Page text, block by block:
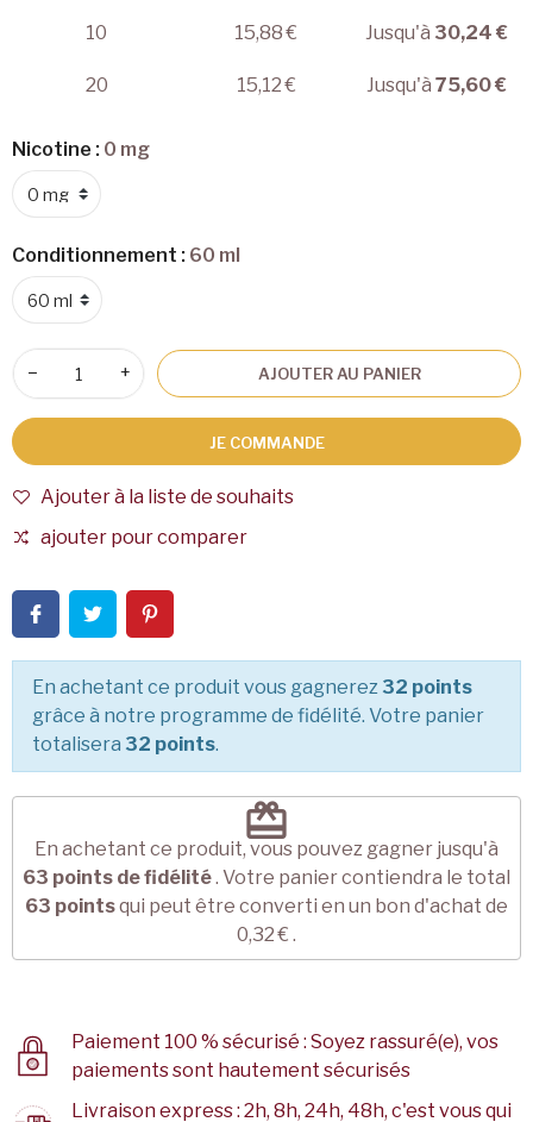
10 15,88 € Jusqu'à 30,24 €
20 15,12 € Jusqu'à 75,60 €
Nicotine : 0 mg
Conditionnement : 60 ml
− + AJOUTER AU PANIER
JE COMMANDE
Ajouter à la liste de souhaits
ajouter pour comparer
En achetant ce produit vous gagnerez 32 points
grâce à notre programme de fidélité. Votre panier
totalisera 32 points.
redeem
En achetant ce produit, vous pouvez gagner jusqu'à
63 points de fidélité. Votre panier contiendra le total
63 pointsqui peut être converti en un bon d'achat de
0,32 € .
Paiement 100 % sécurisé : Soyez rassuré(e), vos
paiements sont hautement sécurisés
Livraison express : 2h, 8h, 24h, 48h, c'est vous qui